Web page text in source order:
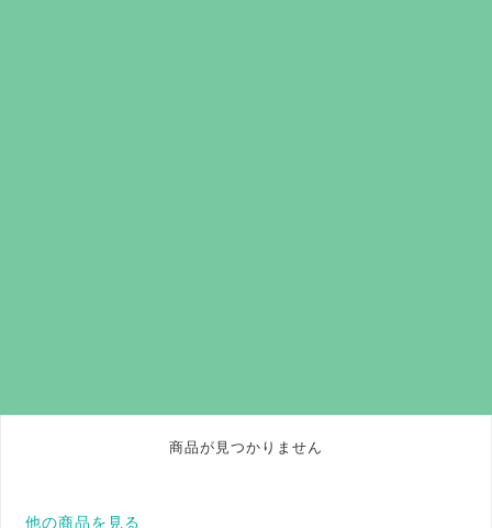
商品が見つかりません
他の商品を見る